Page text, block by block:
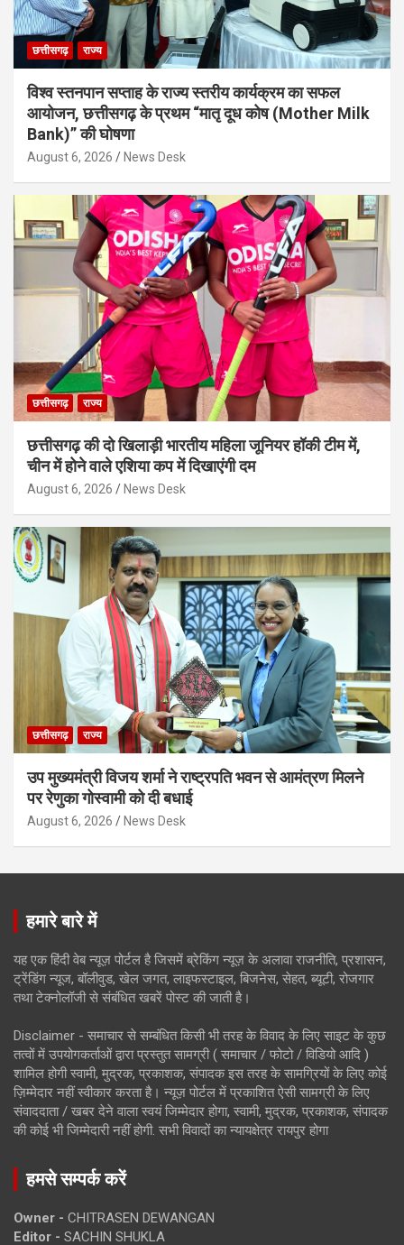
छत्तीसगढ़ राज्य
विश्व स्तनपान सप्ताह के राज्य स्तरीय कार्यक्रम का सफल
आयोजन, छत्तीसगढ़ के प्रथम “मातृ दूध कोष (Mother Milk
Bank)” की घोषणा
August 6, 2026 News Desk
छत्तीसगढ़ राज्य
छत्तीसगढ़ की दो खिलाड़ी भारतीय महिला जूनियर हॉकी टीम में,
चीन में होने वाले एशिया कप में दिखाएंगी दम
August 6, 2026 News Desk
छत्तीसगढ़ राज्य
उप मुख्यमंत्री विजय शर्मा ने राष्ट्रपति भवन से आमंत्रण मिलने
पर रेणुका गोस्वामी को दी बधाई
August 6, 2026 News Desk
हमारे बारे में
यह एक हिंदी वेब न्यूज़ पोर्टल है जिसमें ब्रेकिंग न्यूज़ के अलावा राजनीति, प्रशासन,
ट्रेंडिंग न्यूज, बॉलीवुड, खेल जगत, लाइफस्टाइल, बिजनेस, सेहत, ब्यूटी, रोजगार
तथा टेक्नोलॉजी से संबंधित खबरें पोस्ट की जाती है।
Disclaimer - समाचार से सम्बंधित किसी भी तरह के विवाद के लिए साइट के कुछ
तत्वों में उपयोगकर्ताओं द्वारा प्रस्तुत सामग्री ( समाचार / फोटो / विडियो आदि )
शामिल होगी स्वामी, मुद्रक, प्रकाशक, संपादक इस तरह के सामग्रियों के लिए कोई
ज़िम्मेदार नहीं स्वीकार करता है। न्यूज़ पोर्टल में प्रकाशित ऐसी सामग्री के लिए
संवाददाता / खबर देने वाला स्वयं जिम्मेदार होगा, स्वामी, मुद्रक, प्रकाशक, संपादक
की कोई भी जिम्मेदारी नहीं होगी. सभी विवादों का न्यायक्षेत्र रायपुर होगा
हमसे सम्पर्क करें
Owner - CHITRASEN DEWANGAN
Editor - SACHIN SHUKLA